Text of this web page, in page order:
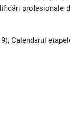
profesionale
Calendarul